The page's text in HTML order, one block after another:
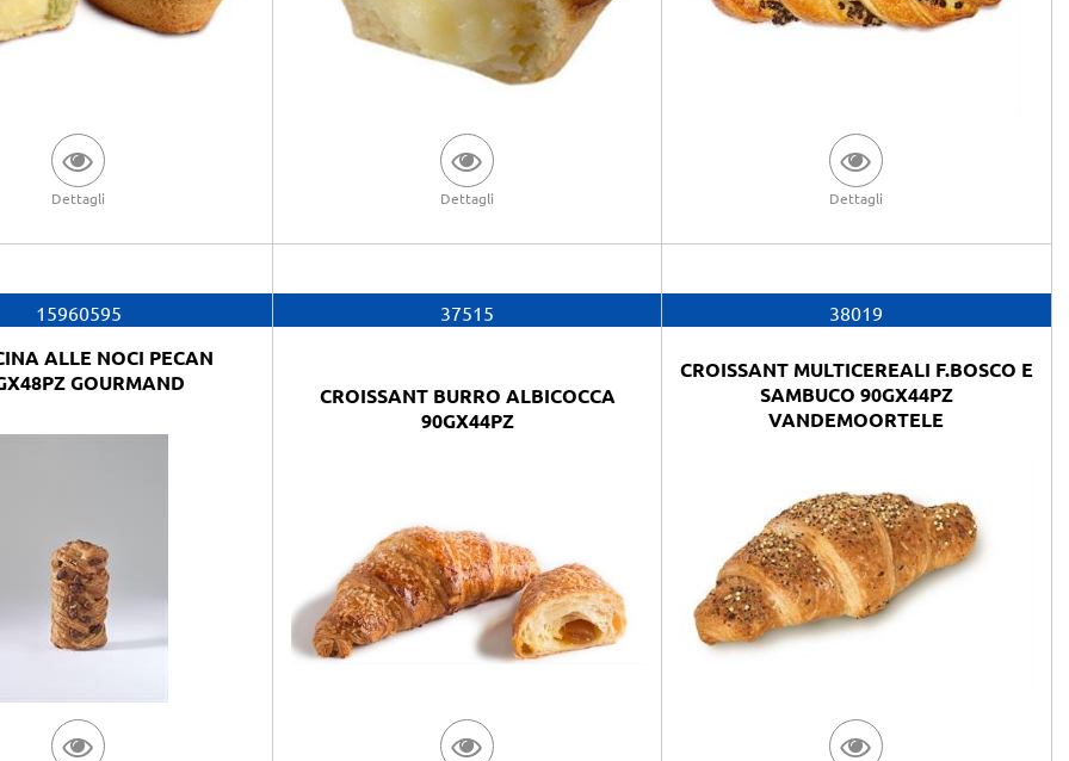
Dettagli Dettagli Dettagli
15960595
ALLE NOCI PECAN
GOURMAND
37515
CROISSANT BURRO ALBICOCCA
90GX44PZ
38019
CROISSANT MULTICEREALI F.BOSCO E
SAMBUCO 90GX44PZ
VANDEMOORTELE